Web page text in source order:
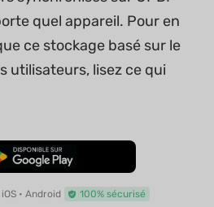
quel appareil. Pour en
ce stockage basé sur le
utilisateurs, lisez ce qui
• Android 100% sécurisé